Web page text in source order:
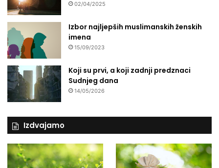
02/04/2025
Izbor najljepših muslimanskih ženskih
imena
15/09/2023
Koji su prvi, a koji zadnji predznaci
Sudnjeg dana
14/05/2026
Izdvajamo